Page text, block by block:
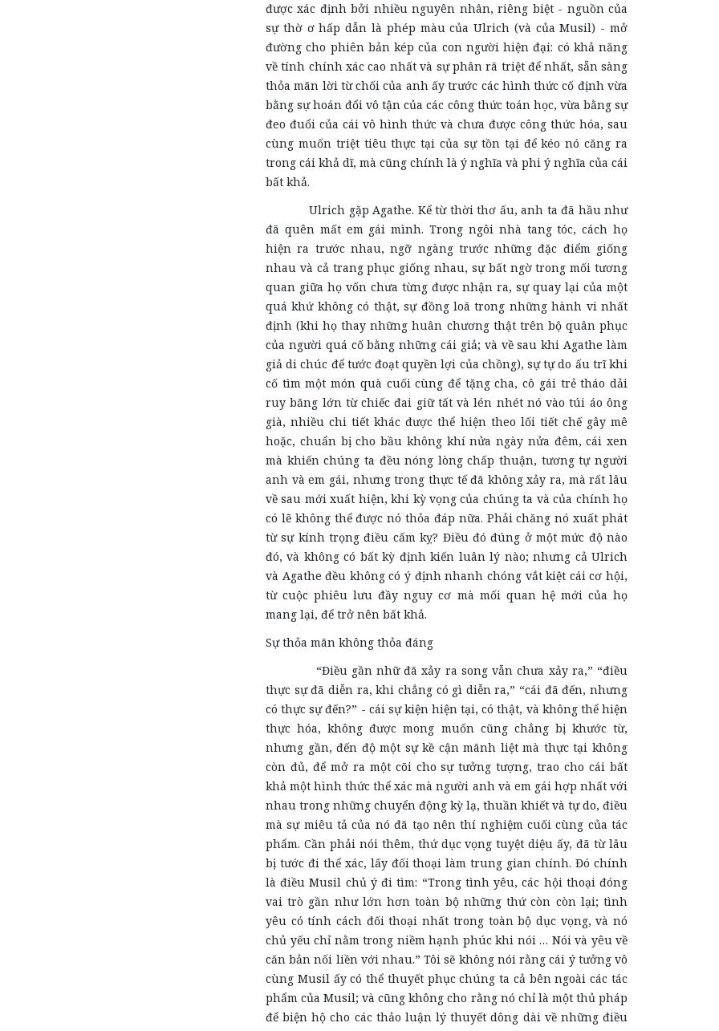
được xác định bởi nhiều nguyên nhân, riêng biệt - nguồn của
sự thờ ơ hấp dẫn là phép màu của Ulrich (và của Musil) - mở
đường cho phiên bản kép của con người hiện đại: có khả năng
về tính chính xác cao nhất và sự phân rã triệt để nhất, sẵn sàng
thỏa mãn lời từ chối của anh ấy trước các hình thức cố định vừa
bằng sự hoán đổi vô tận của các công thức toán học, vừa bằng sự
đeo đuổi của cái vô hình thức và chưa được công thức hóa, sau
cùng muốn triệt tiêu thực tại của sự tồn tại để kéo nó căng ra
trong cái khả dĩ, mà cũng chính là ý nghĩa và phi ý nghĩa của cái
bất khả.
Ulrich gặp Agathe. Kể từ thời thơ ấu, anh ta đã hầu như
đã quên mất em gái mình. Trong ngôi nhà tang tóc, cách họ
hiện ra trước nhau, ngỡ ngàng trước những đặc điểm giống
nhau và cả trang phục giống nhau, sự bất ngờ trong mối tương
quan giữa họ vốn chưa từng được nhận ra, sự quay lại của một
quá khứ không có thật, sự đồng loã trong những hành vi nhất
định (khi họ thay những huân chương thật trên bộ quân phục
của người quá cố bằng những cái giả; và về sau khi Agathe làm
giả di chúc để tước đoạt quyền lợi của chồng), sự tự do ấu trĩ khi
cố tìm một món quà cuối cùng để tặng cha, cô gái trẻ tháo dải
ruy băng lớn từ chiếc đai giữ tất và lén nhét nó vào túi áo ông
già, nhiều chi tiết khác được thể hiện theo lối tiết chế gây mê
hoặc, chuẩn bị cho bầu không khí nửa ngày nửa đêm, cái xen
mà khiến chúng ta đều nóng lòng chấp thuận, tương tự người
anh và em gái, nhưng trong thực tế đã không xảy ra, mà rất lâu
về sau mới xuất hiện, khi kỳ vọng của chúng ta và của chính họ
có lẽ không thể được nó thỏa đáp nữa. Phải chăng nó xuất phát
từ sự kính trọng điều cấm kỵ? Điều đó đúng ở một mức độ nào
đó, và không có bất kỳ định kiến luân lý nào; nhưng cả Ulrich
và Agathe đều không có ý định nhanh chóng vắt kiệt cái cơ hội,
từ cuộc phiêu lưu đầy nguy cơ mà mối quan hệ mới của họ
mang lại, để trở nên bất khả.
Sự thỏa mãn không thỏa đáng
“Điều gần nhữ đã xảy ra song vẫn chưa xảy ra,” “điều
thực sự đã diễn ra, khi chẳng có gì diễn ra,” “cái đã đến, nhưng
có thực sự đến?” - cái sự kiện hiện tại, có thật, và không thể hiện
thực hóa, không được mong muốn cũng chẳng bị khước từ,
nhưng gần, đến độ một sự kề cận mãnh liệt mà thực tại không
còn đủ, để mở ra một cõi cho sự tưởng tượng, trao cho cái bất
khả một hình thức thể xác mà người anh và em gái hợp nhất với
nhau trong những chuyển động kỳ lạ, thuần khiết và tự do, điều
mà sự miêu tả của nó đã tạo nên thí nghiệm cuối cùng của tác
phẩm. Cần phải nói thêm, thứ dục vọng tuyệt diệu ấy, đã từ lâu
bị tước đi thể xác, lấy đối thoại làm trung gian chính. Đó chính
là điều Musil chủ ý đi tìm: “Trong tình yêu, các hội thoại đóng
vai trò gần như lớn hơn toàn bộ những thứ còn còn lại; tình
yêu có tính cách đối thoại nhất trong toàn bộ dục vọng, và nó
chủ yếu chỉ nằm trong niềm hạnh phúc khi nói … Nói và yêu về
căn bản nối liền với nhau.” Tôi sẽ không nói rằng cái ý tưởng vô
cùng Musil ấy có thể thuyết phục chúng ta cả bên ngoài các tác
phẩm của Musil; và cũng không cho rằng nó chỉ là một thủ pháp
để biện hộ cho các thảo luận lý thuyết dông dài về những điều